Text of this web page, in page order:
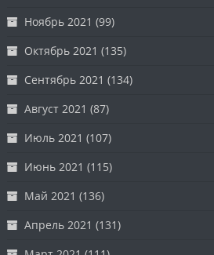
Ноябрь 2021 (99)
Октябрь 2021 (135)
Сентябрь 2021 (134)
Август 2021 (87)
Июль 2021 (107)
Июнь 2021 (115)
Май 2021 (136)
Апрель 2021 (131)